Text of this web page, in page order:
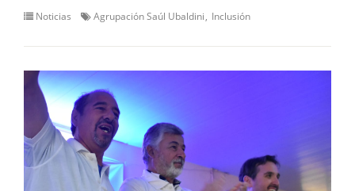
Noticias Agrupación Saúl Ubaldini Inclusión